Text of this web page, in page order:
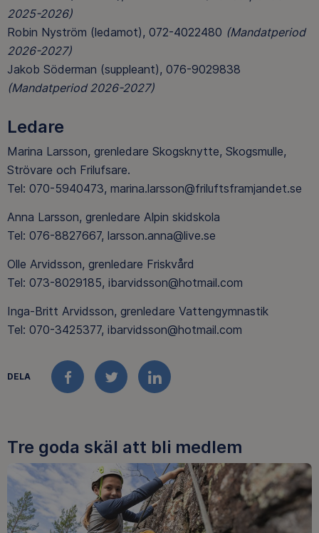
2025-2026)
Robin Nyström (ledamot), 072-4022480 (Mandatperiod
2026-2027)
Jakob Söderman (suppleant), 076-9029838
(Mandatperiod 2026-2027)
Ledare
Marina Larsson, grenledare Skogsknytte, Skogsmulle,
Strövare och Frilufsare.
Tel: 070-5940473, marina.larsson@friluftsframjandet.se
Anna Larsson, grenledare Alpin skidskola
Tel: 076-8827667, larsson.anna@live.se
Olle Arvidsson, grenledare Friskvård
Tel: 073-8029185, ibarvidsson@hotmail.com
Inga-Britt Arvidsson, grenledare Vattengymnastik
Tel: 070-3425377, ibarvidsson@hotmail.com
DELA
FACEBOOKTWITTERLINKEDIN
Tre goda skäl att bli medlem